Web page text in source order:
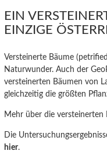
EIN
EINZIGE
Versteinerte Bäume
Naturwunder. Auch der
versteinerten Bäumen von
gleichzeitig die größten
Mehr über die versteinerten
Die
hier.